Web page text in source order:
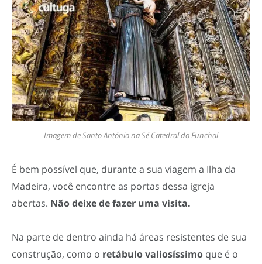
Imagem de Santo António na Sé Catedral do Funchal
É bem possível que, durante a sua viagem a Ilha da
Madeira, você encontre as portas dessa igreja
abertas. Não deixe de fazer uma visita.
Na parte de dentro ainda há áreas resistentes de sua
construção, como o retábulo valiosíssimo que é o